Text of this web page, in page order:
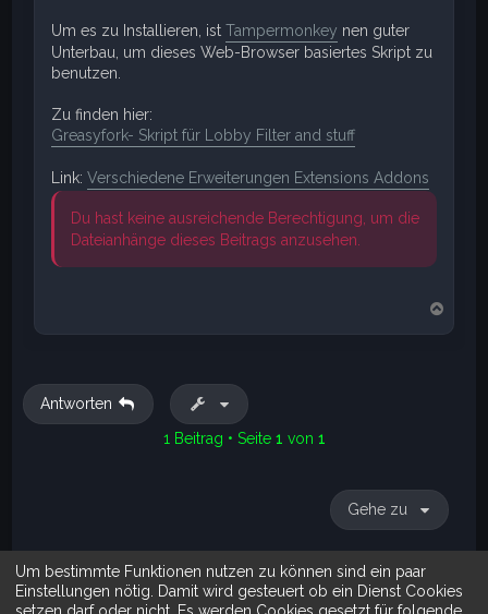
Um es zu Installieren, istTampermonkey nen guter
Unterbau, um dieses Web-Browser basiertes Skript zu
benutzen.
Zu finden hier:
Greasyfork- Skript für Lobby Filter and stuff
Link:Verschiedene Erweiterungen Extensions Addons
Du hast keine ausreichende Berechtigung, um die
Dateianhänge dieses Beitrags anzusehen.
a
Antworten
1 Beitrag • Seite 1 von 1
Gehe zu
SucheErweiterte Suche
Um bestimmte Funktionen nutzen zu können sind ein paar
Einstellungen nötig. Damit wird gesteuert ob ein Dienst Cookies